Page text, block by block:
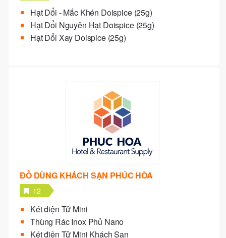
Hạt Dổi - Mắc Khén Doispice (25g)
Hạt Dổi Nguyên Hạt Doispice (25g)
Hạt Dổi Xay Doispice (25g)
ĐỒ DÙNG KHÁCH SẠN PHÚC HÒA
12
Két điện Tử Mini
Thùng Rác Inox Phủ Nano
Két điện Tử Mini Khách Sạn